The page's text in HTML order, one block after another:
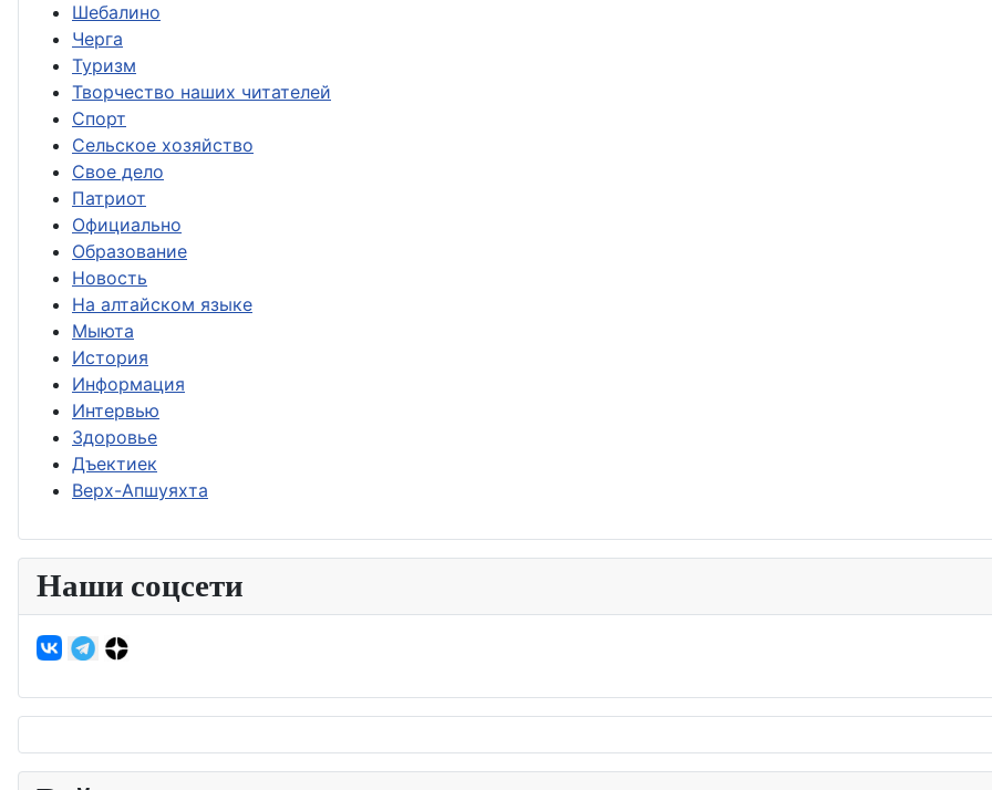
Шебалино
Черга
Туризм
Творчество наших читателей
Спорт
Сельское хозяйство
Свое дело
Патриот
Официально
Образование
Новость
На алтайском языке
Мыюта
История
Информация
Интервью
Здоровье
Дъектиек
Верх-Апшуяхта
Наши соцсети